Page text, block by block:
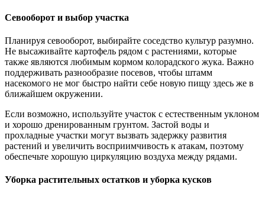
Севооборот и выбор участка
Планируя севооборот, выбирайте соседство культур разумно.
Не высаживайте картофель рядом с растениями, которые
также являются любимым кормом колорадского жука. Важно
поддерживать разнообразие посевов, чтобы штамм
насекомого не мог быстро найти себе новую пищу здесь же в
ближайшем окружении.
Если возможно, используйте участок с естественным уклоном
и хорошо дренированным грунтом. Застой воды и
прохладные участки могут вызвать задержку развития
растений и увеличить восприимчивость к атакам, поэтому
обеспечьте хорошую циркуляцию воздуха между рядами.
Уборка растительных остатков и уборка кусков